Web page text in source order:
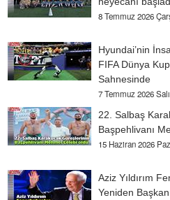
8 Temmuz 2026
Hyundai’nin
FIFA Dünya
Sahnesinde
7 Temmuz 2026 Salı
22. Salbaş
Başpehlivanı
15 Haziran 2026
Aziz Yıldırım
Yeniden